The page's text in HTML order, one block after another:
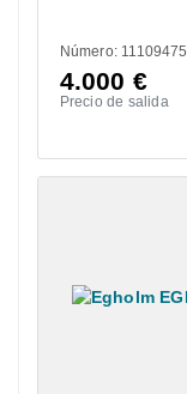
Número: 11109475
4.000 €
Precio de salida